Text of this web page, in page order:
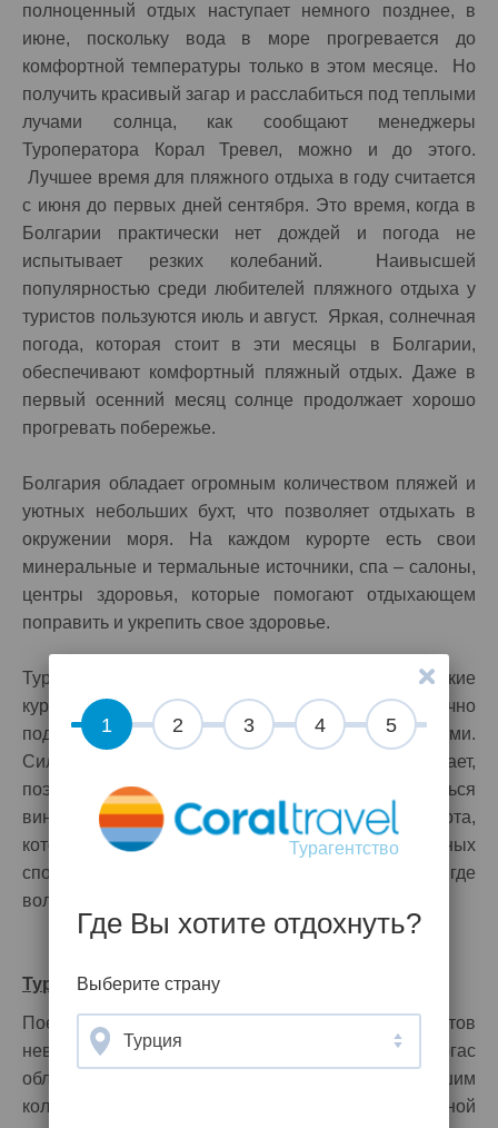
1 2 3 4 5
Турагентство
Где Вы хотите отдохнуть?
Выберите страну
Турция
полноценный отдых наступает немного позднее, в
июне, поскольку вода в море прогревается до
комфортной температуры только в этом месяце. Но
получить красивый загар и расслабиться под теплыми
лучами солнца, как сообщают менеджеры
Туроператора Корал Тревел, можно и до этого.
Лучшее время для пляжного отдыха в году считается
с июня до первых дней сентября. Это время, когда в
Болгарии практически нет дождей и погода не
испытывает резких колебаний. Наивысшей
популярностью среди любителей пляжного отдыха у
туристов пользуются июль и август. Яркая, солнечная
погода, которая стоит в эти месяцы в Болгарии,
обеспечивают комфортный пляжный отдых. Даже в
первый осенний месяц солнце продолжает хорошо
прогревать побережье.
Болгария обладает огромным количеством пляжей и
уютных небольших бухт, что позволяет отдыхать в
окружении моря. На каждом курорте есть свои
минеральные и термальные источники, спа – салоны,
центры здоровья, которые помогают отдыхающем
поправить и укрепить свое здоровье.
Турагентство Coral Travel утверждает, что болгарские
курорты - Золотые Пески и Солнечный берег отлично
подходят для семейного отдыха и отдыха с детьми.
Сильного волнения в пляжный сезон тут не бывает,
поэтому дети могут спокойно заниматься
виндсерфингом и кайтсерфингом, видами спорта,
которые здесь отлично развиты. Для более опытных
спортсменов здесь имеется залив Созополе, где
волны повыше и более глубокое дно.
Туристическая Болгария
Поездки по городам Болгарии привлекают туристов
невысокими ценами. Портовый город Бургас
обладает симпатичными пляжами, большим
количеством уютных ресторанов, отличной